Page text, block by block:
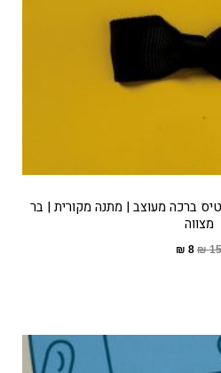
ברכה מעוצב | מתנה מקורית | בר
מצווה
15
₪
8
₪